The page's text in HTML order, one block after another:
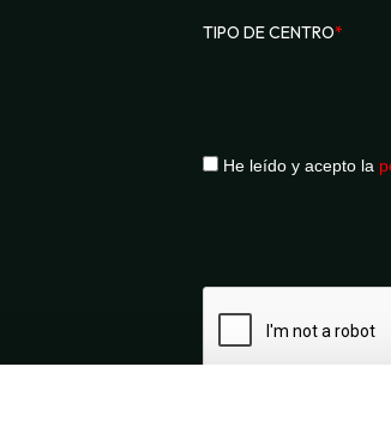
TIPO DE CENTRO*
He leído y acepto la